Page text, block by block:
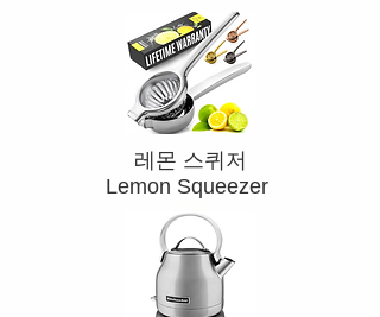
​레몬 스퀴저
Lemon Squeezer